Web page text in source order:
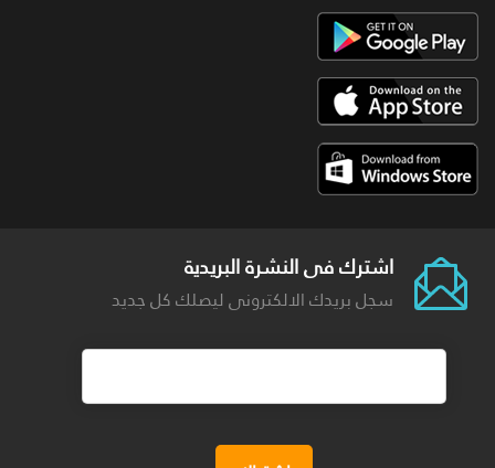
اشترك فى النشرة البريدية
سجل بريدك الالكترونى ليصلك كل جديد